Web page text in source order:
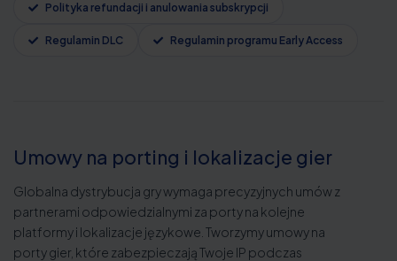
Polityka refundacji i anulowania subskrypcji
Regulamin DLC Regulamin programu Early Access
Umowy na porting i lokalizacje gier
Globalna dystrybucja gry wymaga precyzyjnych umów z
partnerami odpowiedzialnymi za porty na kolejne
platformy i lokalizacje językowe. Tworzymy umowy na
porty gier, które zabezpieczają Twoje IP podczas